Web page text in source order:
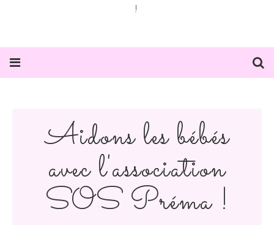
!
Aidons les bébés
avec l'association
SOS Préma !